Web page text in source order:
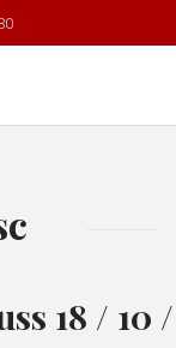
18 / 10 /